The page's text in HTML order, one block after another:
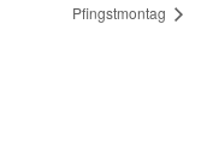
Pfingstmontag